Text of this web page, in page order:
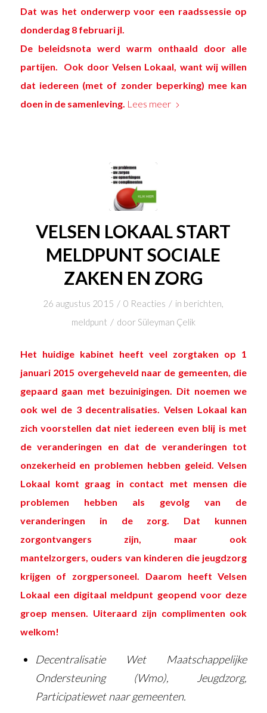
Dat was het onderwerp voor een raadssessie op
donderdag 8 februari jl.
De beleidsnota werd warm onthaald door alle
partijen. Ook door Velsen Lokaal, want wij willen
dat iedereen (met of zonder beperking) mee kan
doen in de samenleving. Lees meer
VELSEN LOKAAL START
MELDPUNT SOCIALE
ZAKEN EN ZORG
26 augustus 2015 / 0 Reacties / in berichten,
meldpunt / door Süleyman Çelik
Het huidige kabinet heeft veel zorgtaken op 1
januari 2015 overgeheveld naar de gemeenten, die
gepaard gaan met bezuinigingen. Dit noemen we
ook wel de 3 decentralisaties. Velsen Lokaal kan
zich voorstellen dat niet iedereen even blij is met
de veranderingen en dat de veranderingen tot
onzekerheid en problemen hebben geleid. Velsen
Lokaal komt graag in contact met mensen die
problemen hebben als gevolg van de
veranderingen in de zorg. Dat kunnen
zorgontvangers zijn, maar ook
mantelzorgers, ouders van kinderen die jeugdzorg
krijgen of zorgpersoneel. Daarom heeft Velsen
Lokaal een digitaal meldpunt geopend voor deze
groep mensen. Uiteraard zijn complimenten ook
welkom!
Decentralisatie Wet Maatschappelijke
Ondersteuning (Wmo), Jeugdzorg,
Participatiewet naar gemeenten.